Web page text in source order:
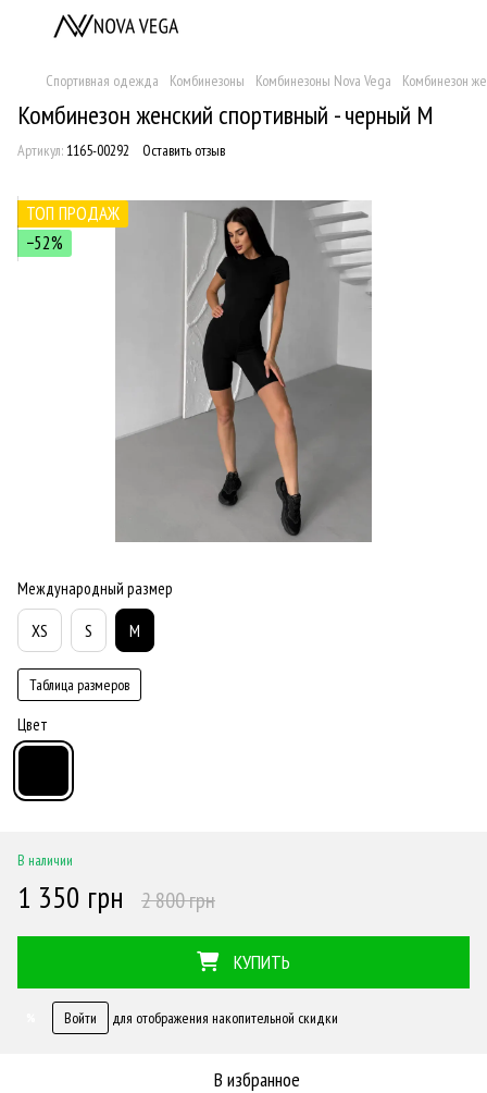
Спортивная одежда Комбинезоны Комбинезоны Nova Vega Комбинезон
Комбинезон женский спортивный - черный M
Артикул: 1165-00292 Оставить отзыв
ТОП ПРОДАЖ
−52%
Международный размер
XS S M
Таблица размеров
Цвет
В наличии
1 350 грн 2 800 грн
КУПИТЬ
Войти для отображения накопительной скидки
В избранное